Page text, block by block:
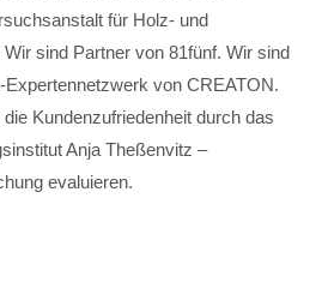
für Holz- und
sind Partner von 81fünf. Wir sind
Expertennetzwerk von CREATON.
Kundenzufriedenheit durch das
Anja Theßenvitz –
evaluieren.